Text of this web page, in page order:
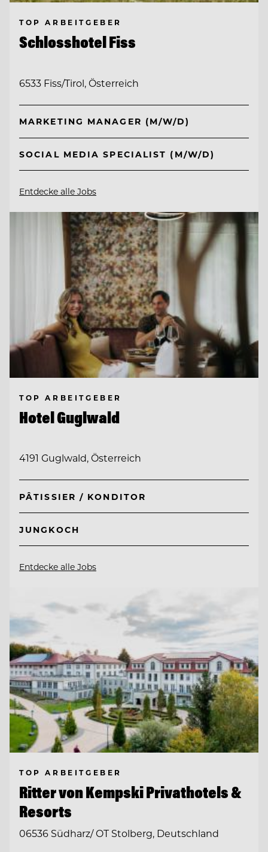
TOP ARBEITGEBER
Schlosshotel Fiss
6533 Fiss/Tirol, Österreich
MARKETING MANAGER (M/W/D)
SOCIAL MEDIA SPECIALIST (M/W/D)
Entdecke alle Jobs
TOP ARBEITGEBER
Hotel Guglwald
4191 Guglwald, Österreich
PÂTISSIER / KONDITOR
JUNGKOCH
Entdecke alle Jobs
TOP ARBEITGEBER
Ritter von Kempski Privathotels &
Resorts
06536 Südharz/ OT Stolberg, Deutschland